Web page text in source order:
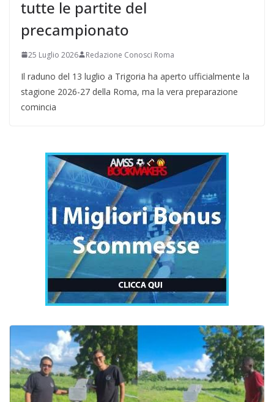
tutte le partite del
precampionato
25 Luglio 2026 Redazione Conosci Roma
Il raduno del 13 luglio a Trigoria ha aperto ufficialmente la
stagione 2026-27 della Roma, ma la vera preparazione
comincia